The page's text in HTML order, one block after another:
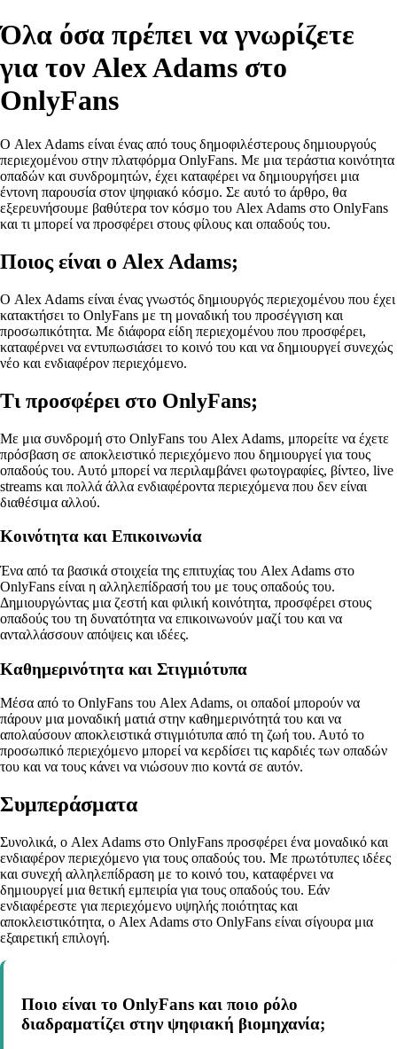
Όλα όσα πρέπει να γνωρίζετε
για τον Alex Adams στο
OnlyFans
Ο Alex Adams είναι ένας από τους δημοφιλέστερους δημιουργούς
περιεχομένου στην πλατφόρμα OnlyFans. Με μια τεράστια κοινότητα
οπαδών και συνδρομητών, έχει καταφέρει να δημιουργήσει μια
έντονη παρουσία στον ψηφιακό κόσμο. Σε αυτό το άρθρο, θα
εξερευνήσουμε βαθύτερα τον κόσμο του Alex Adams στο OnlyFans
και τι μπορεί να προσφέρει στους φίλους και οπαδούς του.
Ποιος είναι ο Alex Adams;
Ο Alex Adams είναι ένας γνωστός δημιουργός περιεχομένου που έχει
κατακτήσει το OnlyFans με τη μοναδική του προσέγγιση και
προσωπικότητα. Με διάφορα είδη περιεχομένου που προσφέρει,
καταφέρνει να εντυπωσιάσει το κοινό του και να δημιουργεί συνεχώς
νέο και ενδιαφέρον περιεχόμενο.
Τι προσφέρει στο OnlyFans;
Με μια συνδρομή στο OnlyFans του Alex Adams, μπορείτε να έχετε
πρόσβαση σε αποκλειστικό περιεχόμενο που δημιουργεί για τους
οπαδούς του. Αυτό μπορεί να περιλαμβάνει φωτογραφίες, βίντεο, live
streams και πολλά άλλα ενδιαφέροντα περιεχόμενα που δεν είναι
διαθέσιμα αλλού.
Κοινότητα και Επικοινωνία
Ένα από τα βασικά στοιχεία της επιτυχίας του Alex Adams στο
OnlyFans είναι η αλληλεπίδρασή του με τους οπαδούς του.
Δημιουργώντας μια ζεστή και φιλική κοινότητα, προσφέρει στους
οπαδούς του τη δυνατότητα να επικοινωνούν μαζί του και να
ανταλλάσσουν απόψεις και ιδέες.
Καθημερινότητα και Στιγμιότυπα
Μέσα από το OnlyFans του Alex Adams, οι οπαδοί μπορούν να
πάρουν μια μοναδική ματιά στην καθημερινότητά του και να
απολαύσουν αποκλειστικά στιγμιότυπα από τη ζωή του. Αυτό το
προσωπικό περιεχόμενο μπορεί να κερδίσει τις καρδιές των οπαδών
του και να τους κάνει να νιώσουν πιο κοντά σε αυτόν.
Συμπεράσματα
Συνολικά, ο Alex Adams στο OnlyFans προσφέρει ένα μοναδικό και
ενδιαφέρον περιεχόμενο για τους οπαδούς του. Με πρωτότυπες ιδέες
και συνεχή αλληλεπίδραση με το κοινό του, καταφέρνει να
δημιουργεί μια θετική εμπειρία για τους οπαδούς του. Εάν
ενδιαφέρεστε για περιεχόμενο υψηλής ποιότητας και
αποκλειστικότητα, ο Alex Adams στο OnlyFans είναι σίγουρα μια
εξαιρετική επιλογή.
Ποιο είναι το OnlyFans και ποιο ρόλο
διαδραματίζει στην ψηφιακή βιομηχανία;